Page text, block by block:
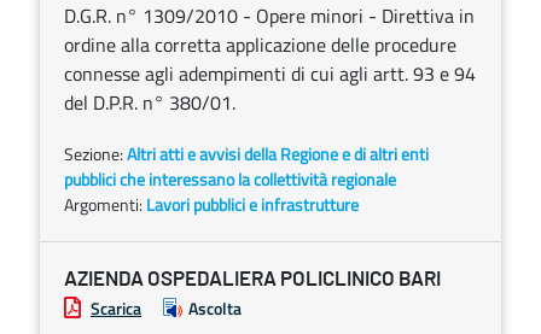
D.G.R. n° 1309/2010 - Opere minori - Direttiva in
ordine alla corretta applicazione delle procedure
connesse agli adempimenti di cui agli artt. 93 e 94
del D.P.R. n° 380/01.
Sezione:Altri atti e avvisi della Regione e di altri enti
pubblici che interessano la collettività regionale
Argomenti: Lavori pubblici e infrastrutture
AZIENDA OSPEDALIERA POLICLINICO BARI
Scarica Ascolta